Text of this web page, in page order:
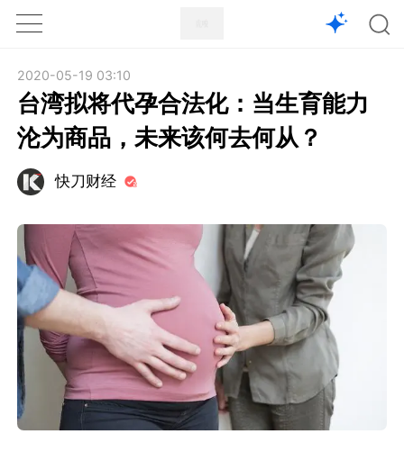
1X
2020-05-19 03:10
台湾拟将代孕合法化：当生育能力
沦为商品，未来该何去何从？
快刀财经